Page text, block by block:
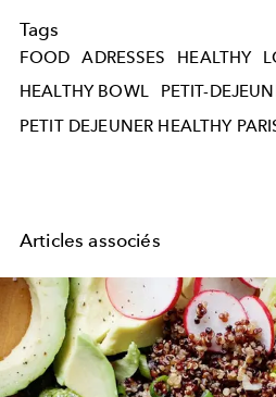
Tags
FOOD ADRESSES HEALTHY
HEALTHY BOWL
PETIT-
PETIT DEJEUNER HEALTHY
Articles associés